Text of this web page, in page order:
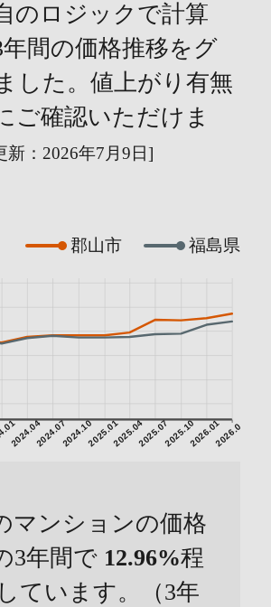
のロジックで計算
年間の価格推移をグ
した。値上がり有無
ご確認いただけま
新：2026年7月9日]
郡山市 福島県
2024.042024.072024.102025.012025.042025.072025.102026.012026.04
マンションの価格
3年間で 12.96%程
ています。（3年